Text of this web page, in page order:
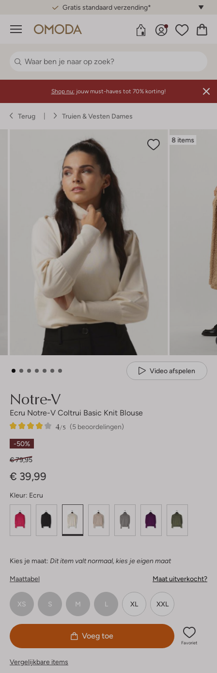
Gratis standaard verzending*
Menu
Shop nu: jouw must-haves tot 70% korting!
Terug Truien & Vesten Dames
8 items
Video afspelen
Notre-V
Ecru Notre-V Coltrui Basic Knit Blouse
(5 beoordelingen)
4/5
5
4
Sterren
-50%
€ 79,95
€ 39,99
Kleur: Ecru
Kies je maat: Dit item valt normaal, kies je eigen maat
Maattabel Maat uitverkocht?
XS S M L XL XXL
Voeg toe
Favoriet
Vergelijkbare items